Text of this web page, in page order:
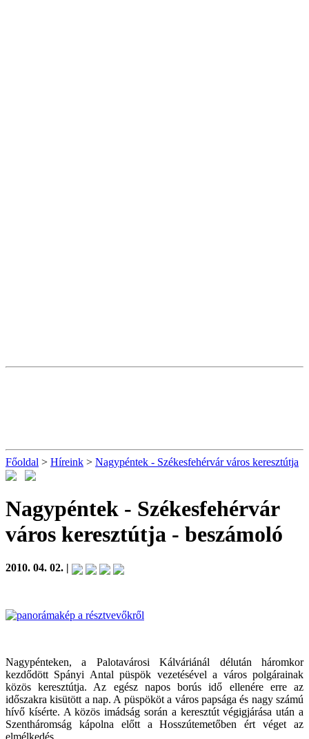
Főoldal > Híreink > Nagypéntek - Székesfehérvár város keresztútja
Nagypéntek - Székesfehérvár
város keresztútja - beszámoló
2010. 04. 02. |
Nagypénteken, a Palotavárosi Kálváriánál délután háromkor
kezdődött Spányi Antal püspök vezetésével a város polgárainak
közös keresztútja. Az egész napos borús idő ellenére erre az
időszakra kisütött a nap. A püspököt a város papsága és nagy számú
hívő kísérte. A közös imádság során a keresztút végigjárása után a
Szentháromság kápolna előtt a Hosszútemetőben ért véget az
elmélkedés.